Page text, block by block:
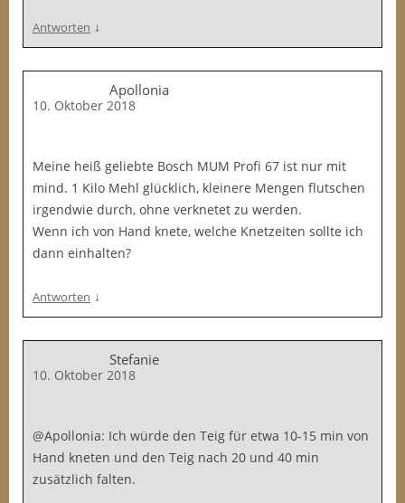
Antworten ↓
Apollonia
10. Oktober 2018
Meine heiß geliebte Bosch MUM Profi 67 ist nur mit
mind. 1 Kilo Mehl glücklich, kleinere Mengen flutschen
irgendwie durch, ohne verknetet zu werden.
Wenn ich von Hand knete, welche Knetzeiten sollte ich
dann einhalten?
Antworten ↓
Stefanie
10. Oktober 2018
@Apollonia: Ich würde den Teig für etwa 10-15 min von
Hand kneten und den Teig nach 20 und 40 min
zusätzlich falten.